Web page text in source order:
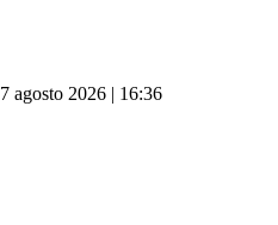
7 agosto 2026 | 16:36